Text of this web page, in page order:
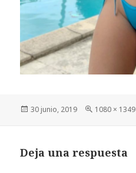
Publicado
30 junio, 2019
Tamaño
1080 × 1349
Deja una respuesta